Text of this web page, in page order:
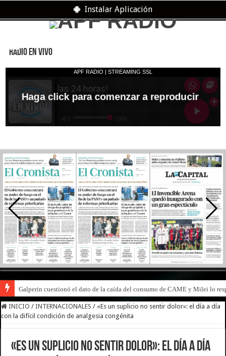
Instalar Aplicación
RADIO EN VIVO
Galperin cuestionó el dato de la caída del consumo de CAME y Milei lo
INICIO / INTERNACIONALES / «Es un suplicio no sentir dolor»: el día a día
con la difícil condición de analgesia congénita
«Es un suplicio no sentir dolor»: el día a día